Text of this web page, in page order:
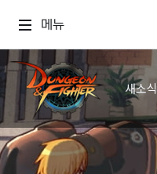
메뉴
새소식